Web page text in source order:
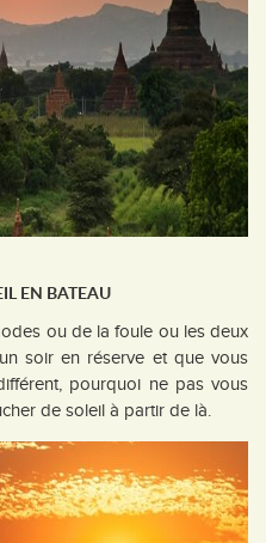
EN BATEAU
ou de la foule ou les deux
soir en réserve et que vous
pourquoi ne pas vous
de soleil à partir de là.